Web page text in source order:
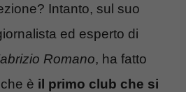
Intanto, sul suo
ed esperto di
Romano, ha fatto
è il primo club che si